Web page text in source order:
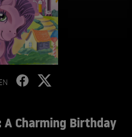
Charming Birthday